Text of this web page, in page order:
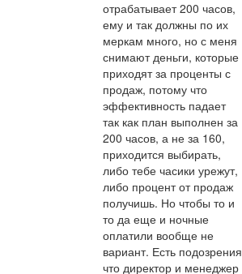
отрабатывает 200 часов,
ему и так должны по их
меркам много, но с меня
снимают деньги, которые
приходят за проценты с
продаж, потому что
эффективность падает
так как план выполнен за
200 часов, а не за 160,
приходится выбирать,
либо тебе часики урежут,
либо процент от продаж
получишь. Но чтобы то и
то да еще и ночные
оплатили вообще не
вариант. Есть подозрения
что директор и менеджер